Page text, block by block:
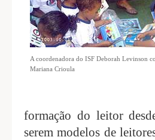
A coordenadora do ISF Deborah Levinson
Mariana Crioula
formação do leitor
serem modelos de